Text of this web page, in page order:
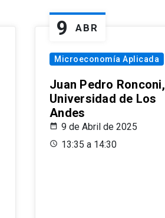
9 ABR
Microeconomía Aplicada
Juan Pedro Ronconi,
Universidad de Los
Andes
9 de Abril de 2025
13:35 a 14:30